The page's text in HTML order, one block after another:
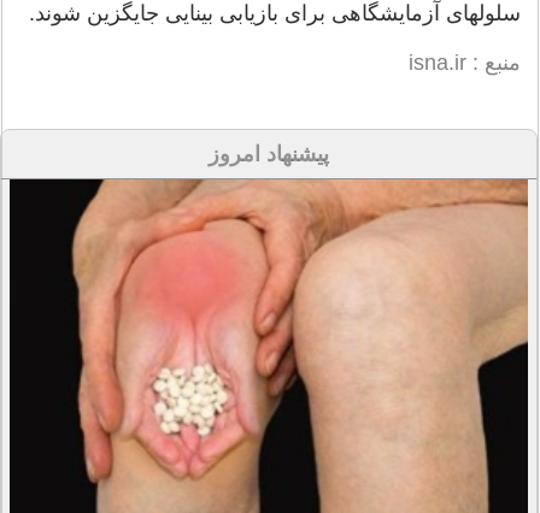
سلولهای آزمایشگاهی برای بازیابی بینایی جایگزین شوند.
منبع : isna.ir
پیشنهاد امروز